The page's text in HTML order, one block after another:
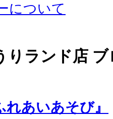
について
りランド店
あいあそび』